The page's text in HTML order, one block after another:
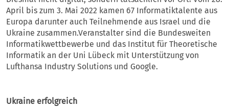
April bis zum 3. Mai 2022 kamen 67 Informatiktalente aus
Europa darunter auch Teilnehmende aus Israel und die
Ukraine zusammen.Veranstalter sind die Bundesweiten
Informatikwettbewerbe und das Institut für Theoretische
Informatik an der Uni Lübeck mit Unterstützung von
Lufthansa Industry Solutions und Google.
Ukraine erfolgreich